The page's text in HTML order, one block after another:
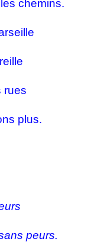
chemins.
rues
plus.
peurs.